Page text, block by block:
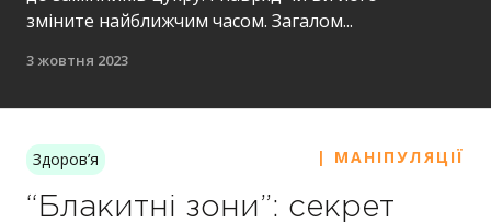
зміните найближчим часом. Загалом...
3 жовтня 2023
Здоров’я | МАНІПУЛЯЦІЇ
“Блакитні зони”: секрет